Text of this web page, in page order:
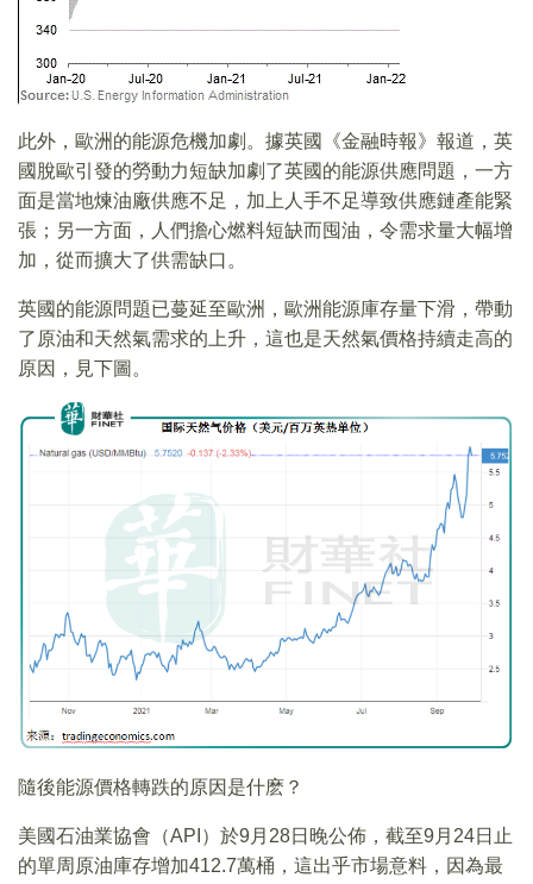
此外，歐洲的能源危機加劇。據英國《金融時報》報道，英
國脫歐引發的勞動力短缺加劇了英國的能源供應問題，一方
面是當地煉油廠供應不足，加上人手不足導致供應鏈產能緊
張；另一方面，人們擔心燃料短缺而囤油，令需求量大幅增
加，從而擴大了供需缺口。
英國的能源問題已蔓延至歐洲，歐洲能源庫存量下滑，帶動
了原油和天然氣需求的上升，這也是天然氣價格持續走高的
原因，見下圖。
隨後能源價格轉跌的原因是什麽？
美國石油業協會（API）於9月28日晚公佈，截至9月24日止
的單周原油庫存增加412.7萬桶，這出乎市場意料，因為最